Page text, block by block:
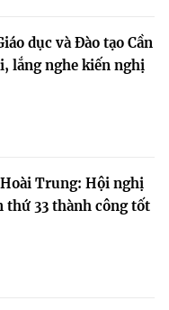
dục và Đào tạo Cần
lắng nghe kiến nghị
Trung: Hội nghị
thứ 33 thành công tốt